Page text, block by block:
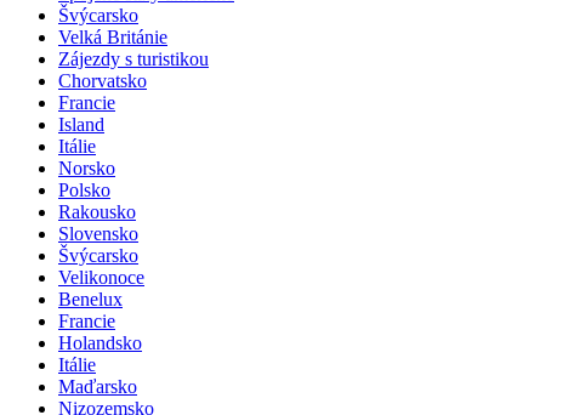
Švýcarsko
Velká Británie
Zájezdy s turistikou
Chorvatsko
Francie
Island
Itálie
Norsko
Polsko
Rakousko
Slovensko
Švýcarsko
Velikonoce
Benelux
Francie
Holandsko
Itálie
Maďarsko
Nizozemsko